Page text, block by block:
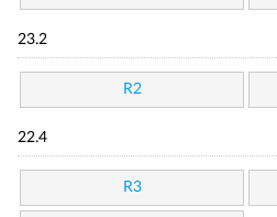
23.2
R2
22.4
R3